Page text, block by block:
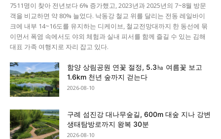
7511명이 찾아 전년보다 6% 증가했고, 2023년과 2025년의 7~8월 방문
객을 비교하면 약 80% 늘었다. 낙동강 철교 위를 달리는 전동 레일바이
크에 내부 14~16도를 유지하는 디케이브, 철교전망대까지 한 동선에 묶
이면서 폭염 속에서도 야외 체험과 실내 피서를 함께 즐길 수 있는 김해
대표 가족 여행지로 자리 잡고 있다.
함양 상림공원 연꽃 절정, 5.3㏊ 여름꽃 보고
1.6km 천년 숲까지 걷는다
2026-08-10
구례 섬진강 대나무숲길, 600m 대숲 지나 강변
생태탐방로까지 왕복 30분
2026-08-10